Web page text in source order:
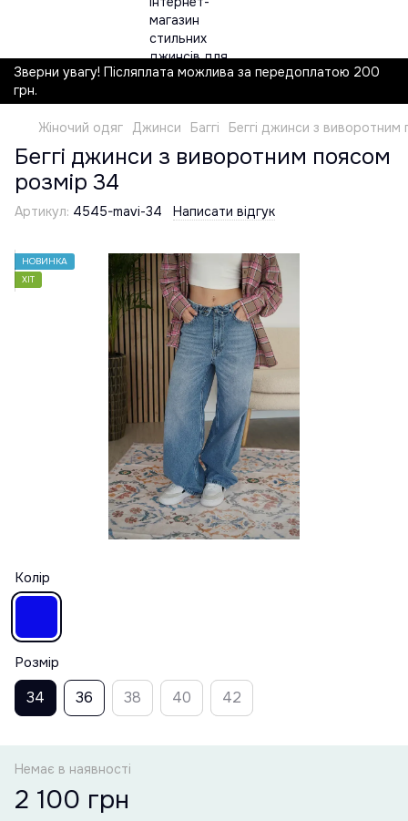
Зверни увагу! Післяплата можлива за передоплатою 200
грн.
Жіночий одяг Джинси Баггі Беггі джинси з
Беггі джинси з виворотним поясом
розмір 34
Артикул: 4545-mavi-34 Написати відгук
НОВИНКА
ХІТ
Колір
Розмір
34 36 38 40 42
Немає в наявності
2 100 грн